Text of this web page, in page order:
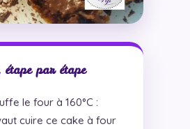
par étape
le four à 160°C :
cuire ce cake à four